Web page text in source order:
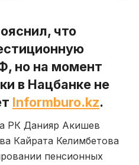
что
но на момент
в Нацбанке не
Informburo.kz.
РК Данияр Акишев
Кайрата Келимбетова
пенсионных